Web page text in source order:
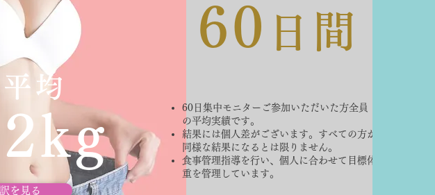
均
を見る
60日集中モニターご参加いただいた方全員
の平均実績です。
結果には個人差がございます。すべての方が
同様な結果になるとは限りません。
食事管理指導を行い、個人に合わせて目標体
重を管理しています。
60 日間